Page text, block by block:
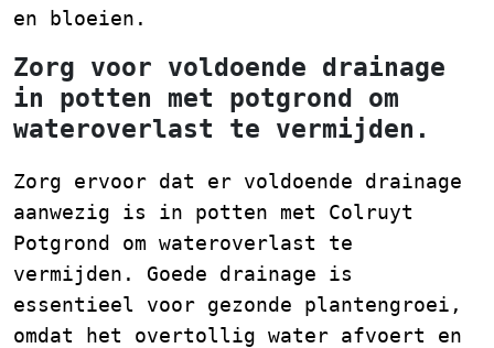
en bloeien.
Zorg voor voldoende drainage
in potten met potgrond om
wateroverlast te vermijden.
Zorg ervoor dat er voldoende drainage
aanwezig is in potten met Colruyt
Potgrond om wateroverlast te
vermijden. Goede drainage is
essentieel voor gezonde plantengroei,
omdat het overtollig water afvoert en